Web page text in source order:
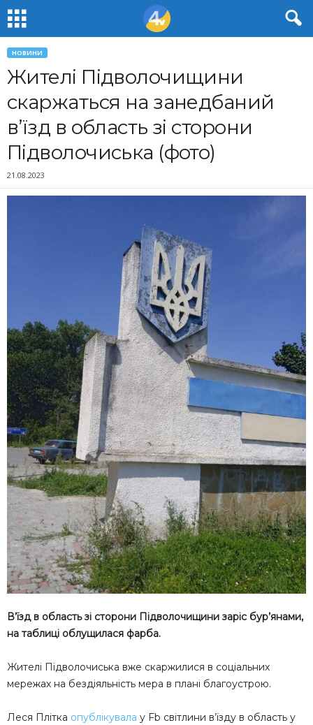
НОВИНИ
Жителі Підволочищини
скаржаться на занедбаний
в’їзд в область зі сторони
Підволочиська (фото)
21.08.2023
В’їзд в область зі сторони Підволочищини заріс бур’янами,
на таблиці облущилася фарба.
Жителі Підволочиська вже скаржилися в соціальних
мережах на бездіяльність мера в плані благоустрою.
Леся Плітка опублікувала у Fb світлини в’їзду в область у